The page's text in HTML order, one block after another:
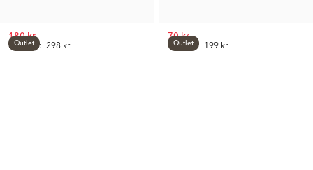
Rek. Pris: 298 kr
180 kr
Tid. Pris: 199 kr
70 kr
Outlet Outlet